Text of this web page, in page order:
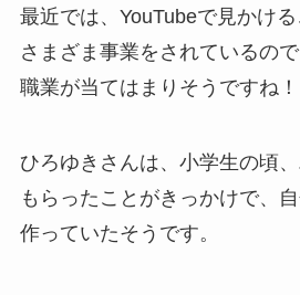
最近では、YouTubeで見かける
さまざま事業をされているの
職業が当てはまりそうですね！
ひろゆきさんは、小学生の頃
もらったことがきっかけで、
作っていたそうです。